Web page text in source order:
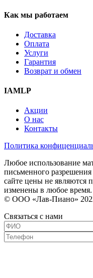
Как мы работаем
Доставка
Оплата
Услуги
Гарантия
Возврат и обмен
IAMLP
Акции
О нас
Контакты
Политика
Любое использование
письменного
сайте цены не являются
изменены в любое время.
© ООО «Лав-Пиано»
Связаться с нами